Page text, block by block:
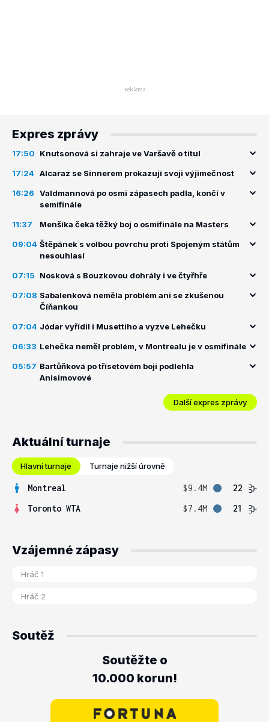
Expres zprávy
17:50 Knutsonová si zahraje ve Varšavě o titul
17:24 Alcaraz se Sinnerem prokazují svoji výjimečnost
16:26
Valdmannová po osmi zápasech padla, končí v
semifinále
11:37 Menšíka čeká těžký boj o osmifinále na Masters
09:04 Štěpánek s volbou povrchu proti Spojeným státům
nesouhlasí
07:15 Nosková s Bouzkovou dohrály i ve čtyřhře
07:08 Sabalenková neměla problém ani se zkušenou
Číňankou
07:04 Jódar vyřídil i Musettiho a vyzve Lehečku
06:33 Lehečka neměl problém, v Montrealu je v osmifinále
05:57 Bartůňková po třísetovém boji podlehla
Anisimovové
Další expres zprávy
Aktuální turnaje
Hlavní turnaje Turnaje nižší úrovně
Montreal $9.4M
22
Toronto WTA
$7.4M 21
Vzájemné zápasy
Soutěž
Soutěžte o
10.000 korun!